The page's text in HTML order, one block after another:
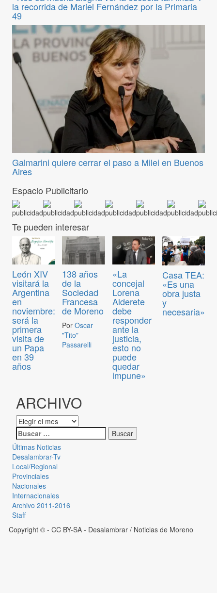
la recorrida de Mariel Fernández por la Primaria
49
Galmarini quiere cerrar el paso a Milei en Buenos
Aires
Espacio Publicitario
Te pueden interesar
León XIV
visitará la
Argentina
en
noviembre:
será la
primera
visita de
un Papa
en 39
años
138 años
de la
Sociedad
Francesa
de Moreno
PorOscar
"Tito"
Passarelli
«La
concejal
Lorena
Alderete
debe
responder
ante la
justicia,
esto no
puede
quedar
impune»
Casa TEA:
«Es una
obra justa
y
necesaria»
ARCHIVO
Últimas Noticias
Desalambrar-Tv
Local/Regional
Provinciales
Nacionales
Internacionales
Archivo 2011-2016
Staff
Copyright © - CC BY-SA - Desalambrar / Noticias de Moreno